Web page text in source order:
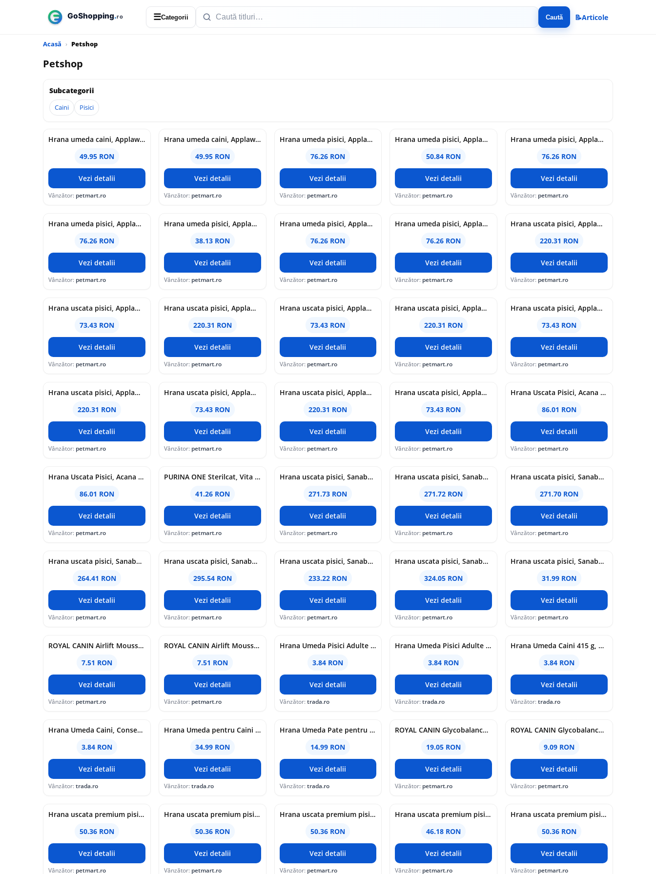
☰Categorii Caută 📝Articole
Acasă Petshop
Petshop
Subcategorii
Caini Pisici
Hrana umeda caini, Applaws Dog Adult Mix Selection, In Supa, 6 x 85 g
49.95 RON
Vezi detalii
Vânzător: petmart.ro
Hrana umeda caini, Applaws Dog Adult Mix Selection, In Sos, 6 x 85 g
49.95 RON
Vezi detalii
Vânzător: petmart.ro
Hrana umeda pisici, Applaws Cat Adult Selectie Peste, Multipack Conserve, 12 x 70 g
76.26 RON
Vezi detalii
Vânzător: petmart.ro
Hrana umeda pisici, Applaws Cat Adult Selectie Pui, Multipack Boluri, 8 x 60 g
50.84 RON
Vezi detalii
Vânzător: petmart.ro
Hrana umeda pisici, Applaws Cat Adult Cu Ton, Pui & Peste Marin, Multipack Conserve, 12 x 70 g
76.26 RON
Vezi detalii
Vânzător: petmart.ro
Hrana umeda pisici, Applaws Cat Adult Cu Pui, Multipack Conserve, 12 x 70 g
76.26 RON
Vezi detalii
Vânzător: petmart.ro
Hrana umeda pisici, Applaws Cat Junior Cu Pui, Ton & Sardine, Multipack Conserve, 6 x 70 g
38.13 RON
Vezi detalii
Vânzător: petmart.ro
Hrana umeda pisici, Applaws Cat Adult Selectie Peste, Multipack Plicuri, 12 x 70 g
76.26 RON
Vezi detalii
Vânzător: petmart.ro
Hrana umeda pisici, Applaws Cat Adult Selectie Pui, Multipack Plicuri, 12 x 70 g
76.26 RON
Vezi detalii
Vânzător: petmart.ro
Hrana uscata pisici, Applaws Cat Adult Cu Rata si Pui, 7.5 kg
220.31 RON
Vezi detalii
Vânzător: petmart.ro
Hrana uscata pisici, Applaws Cat Adult Cu Rata si Pui, 2 kg
73.43 RON
Vezi detalii
Vânzător: petmart.ro
Hrana uscata pisici, Applaws Cat Adult Cu Miel, 7.5 kg
220.31 RON
Vezi detalii
Vânzător: petmart.ro
Hrana uscata pisici, Applaws Cat Adult Cu Miel, 2 kg
73.43 RON
Vezi detalii
Vânzător: petmart.ro
Hrana uscata pisici, Applaws Cat Junior Cu Pui, 7.5 kg
220.31 RON
Vezi detalii
Vânzător: petmart.ro
Hrana uscata pisici, Applaws Cat Junior Cu Pui, 2 kg
73.43 RON
Vezi detalii
Vânzător: petmart.ro
Hrana uscata pisici, Applaws Cat Adult Cu Somon si Pui, 7.5 kg
220.31 RON
Vezi detalii
Vânzător: petmart.ro
Hrana uscata pisici, Applaws Cat Adult Cu Somon si Pui, 2 kg
73.43 RON
Vezi detalii
Vânzător: petmart.ro
Hrana uscata pisici, Applaws Cat Adult Cu Pui, 7.5 kg
220.31 RON
Vezi detalii
Vânzător: petmart.ro
Hrana uscata pisici, Applaws Cat Adult Cu Pui, 2 kg
73.43 RON
Vezi detalii
Vânzător: petmart.ro
Hrana Uscata Pisici, Acana Cat Indoor Entree, 1.8 kg
86.01 RON
Vezi detalii
Vânzător: petmart.ro
Hrana Uscata Pisici, Acana Cat Homestead Harvest, 1.8 kg
86.01 RON
Vezi detalii
Vânzător: petmart.ro
PURINA ONE Sterilcat, Vita si Cereale Integrale, hrana uscata pentru pisici, 1.4 kg
41.26 RON
Vezi detalii
Vânzător: petmart.ro
Hrana uscata pisici, Sanabelle Indoor, Fazan, 8 kg
271.73 RON
Vezi detalii
Vânzător: petmart.ro
Hrana uscata pisici, Sanabelle Adult, Strut, 8 kg
271.72 RON
Vezi detalii
Vânzător: petmart.ro
Hrana uscata pisici, Sanabelle Adult, Pui, 8 kg
271.70 RON
Vezi detalii
Vânzător: petmart.ro
Hrana uscata pisici, Sanabelle Senior, 8 kg
264.41 RON
Vezi detalii
Vânzător: petmart.ro
Hrana uscata pisici, Sanabelle Light, 8 kg
295.54 RON
Vezi detalii
Vânzător: petmart.ro
Hrana uscata pisici, Sanabelle Kitten, 8 kg
233.22 RON
Vezi detalii
Vânzător: petmart.ro
Hrana uscata pisici, Sanabelle Hair and Skin, 8 kg
324.05 RON
Vezi detalii
Vânzător: petmart.ro
Hrana uscata pisici, Sanabelle Hair and Skin, 400 g
31.99 RON
Vezi detalii
Vânzător: petmart.ro
ROYAL CANIN Airlift Mousse Digestive Care, hrana umeda pisici, 85 g
7.51 RON
Vezi detalii
Vânzător: petmart.ro
ROYAL CANIN Airlift Mousse Light Weight, hrana umeda pisici, 85 g
7.51 RON
Vezi detalii
Vânzător: petmart.ro
Hrana Umeda Pisici Adulte Miau Miau cu Carne de Vita, Conserva, 415 g
3.84 RON
Vezi detalii
Vânzător:trada.ro
Hrana Umeda Pisici Adulte Miau Miau cu Carne de Pui, Conserva, 415 g
3.84 RON
Vezi detalii
Vânzător:trada.ro
Hrana Umeda Caini 415 g, Carne Pui, Conserva 4DOG
3.84 RON
Vezi detalii
Vânzător:trada.ro
Hrana Umeda Caini, Conserva 415 g, Carne de Vita, 4 DOG
3.84 RON
Vezi detalii
Vânzător:trada.ro
Hrana Umeda pentru Caini cu Vita, Bio, Yarrah, 820 g
34.99 RON
Vezi detalii
Vânzător:trada.ro
Hrana Umeda Pate pentru Caini cu Vita si Spirulina Bio, Yarrah, 150 g
14.99 RON
Vezi detalii
Vânzător:trada.ro
ROYAL CANIN Glycobalance, dieta veterinara, hrana umeda caini, conserva, 410 g
19.05 RON
Vezi detalii
Vânzător: petmart.ro
ROYAL CANIN Glycobalance, dieta veterinara, hrana umeda caini, conserva, 195 g
9.09 RON
Vezi detalii
Vânzător: petmart.ro
Hrana uscata premium pisici, Club 4 Paws Cat Urinary, Pui, 2 kg
50.36 RON
Vezi detalii
Vânzător: petmart.ro
Hrana uscata premium pisici, Club 4 Paws Cat Indoor, Pui, 2 kg
50.36 RON
Vezi detalii
Vânzător: petmart.ro
Hrana uscata premium pisici, Club 4 Paws Sterilised, Pui, 2 kg
50.36 RON
Vezi detalii
Vânzător: petmart.ro
Hrana uscata premium pisici, Club 4 Paws Adult, Vita, 2 kg
46.18 RON
Vezi detalii
Vânzător: petmart.ro
Hrana uscata premium pisici, Club 4 Paws Cat Hairball, Pui, 2 kg
50.36 RON
Vezi detalii
Vânzător: petmart.ro